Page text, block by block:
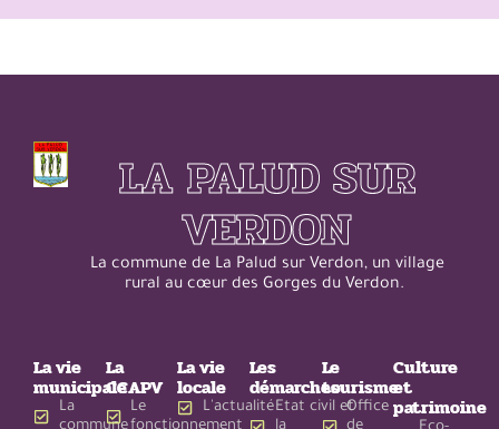
LA PALUD SUR
VERDON
La commune de La Palud sur Verdon, un village
rural au cœur des Gorges du Verdon.
La vie
municipale
La
La
CCAPV
Le
La vie
locale
L'actualité
Les
démarches
Etat civil et
Le
tourisme
Office
Culture
et
patrimoine